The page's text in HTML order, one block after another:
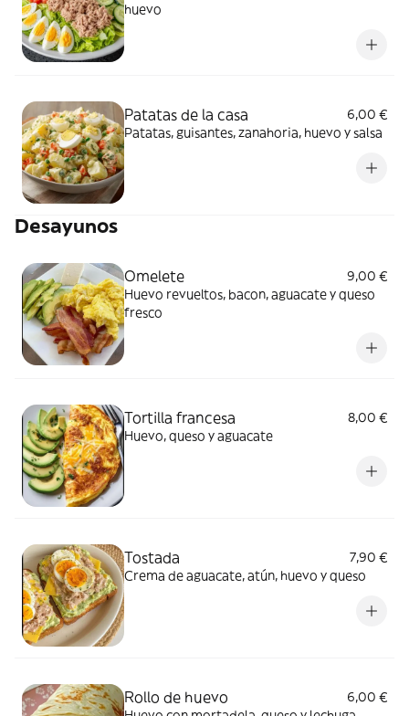
huevo
Patatas de la casa
6,00 €
Patatas, guisantes, zanahoria, huevo y salsa
Desayunos
Omelete
9,00 €
Huevo revueltos, bacon, aguacate y queso
fresco
Tortilla francesa
8,00 €
Huevo, queso y aguacate
Tostada
7,90 €
Crema de aguacate, atún, huevo y queso
Rollo de huevo
6,00 €